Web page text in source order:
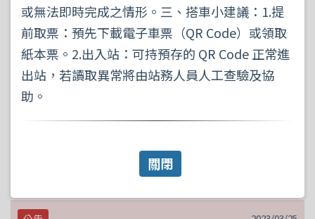
2026/08/06
公告
【提醒旅客！2026城鎮韌性防空演習】
詳細資訊
公告
旅客攜帶行動電源(含鋰電池可攜式裝置)之安全宣
或無法即時完成之情形。三、搭車小建議：1.提
前取票：預先下載電子車票（QR Code）或領取
紙本票。2.出入站：可持預存的 QR Code 正常進
出站，若讀取異常將由站務人員人工查驗及協
助。
關閉